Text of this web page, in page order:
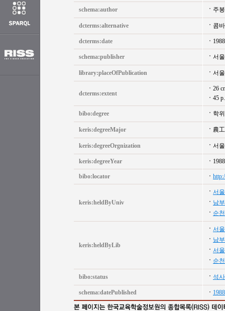
schema:author 주
dcterms:alternative 콤
dcterms:date 1988
schema:publisher 서
library:placeOfPublication 서울
dcterms:extent
26
45 p.
bibo:degree 학
keris:degreeMajor 農
keris:degreeOrgnization 서
keris:degreeYear 1988
bibo:locator
keris:heldByUniv
서
남
순
keris:heldByLib
서
남
서
순
bibo:status 석사
schema:datePublished 1988